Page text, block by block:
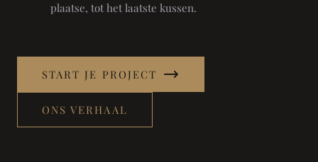
plaatse, tot het laatste kussen.
START JE PROJECT
ONS VERHAAL